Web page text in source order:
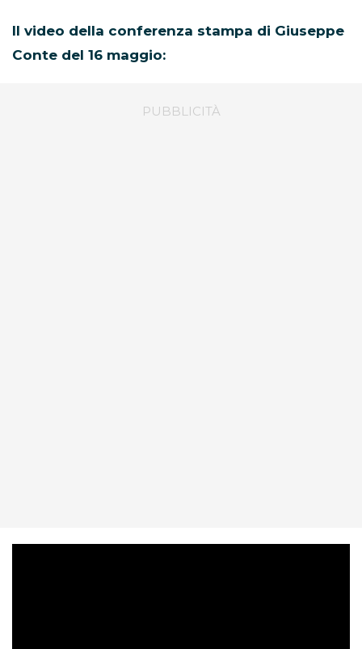
Il video della conferenza stampa di Giuseppe
Conte del 16 maggio: